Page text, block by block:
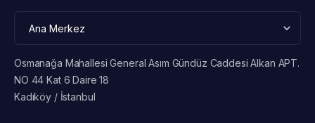
Osmanağa Mahallesi General Asım Gündüz Caddesi Alkan APT.
NO 44 Kat 6 Daire 18
Kadıköy / İstanbul